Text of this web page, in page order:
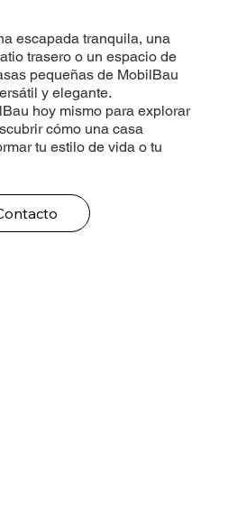
escapada tranquila, una
trasero o un espacio de
pequeñas de MobilBau
y elegante.
hoy mismo para explorar
cómo una casa
tu estilo de vida o tu